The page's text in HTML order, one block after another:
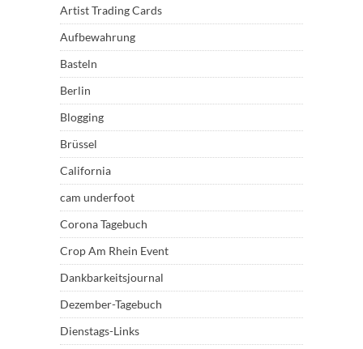
Artist Trading Cards
Aufbewahrung
Basteln
Berlin
Blogging
Brüssel
California
cam underfoot
Corona Tagebuch
Crop Am Rhein Event
Dankbarkeitsjournal
Dezember-Tagebuch
Dienstags-Links